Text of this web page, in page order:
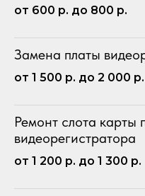
от 600 р. до 800 р.
Замена платы
от 1 500 р. до 2 000 р.
Ремонт слота карты
видеорегистратора
от 1 200 р. до 1 300 р.